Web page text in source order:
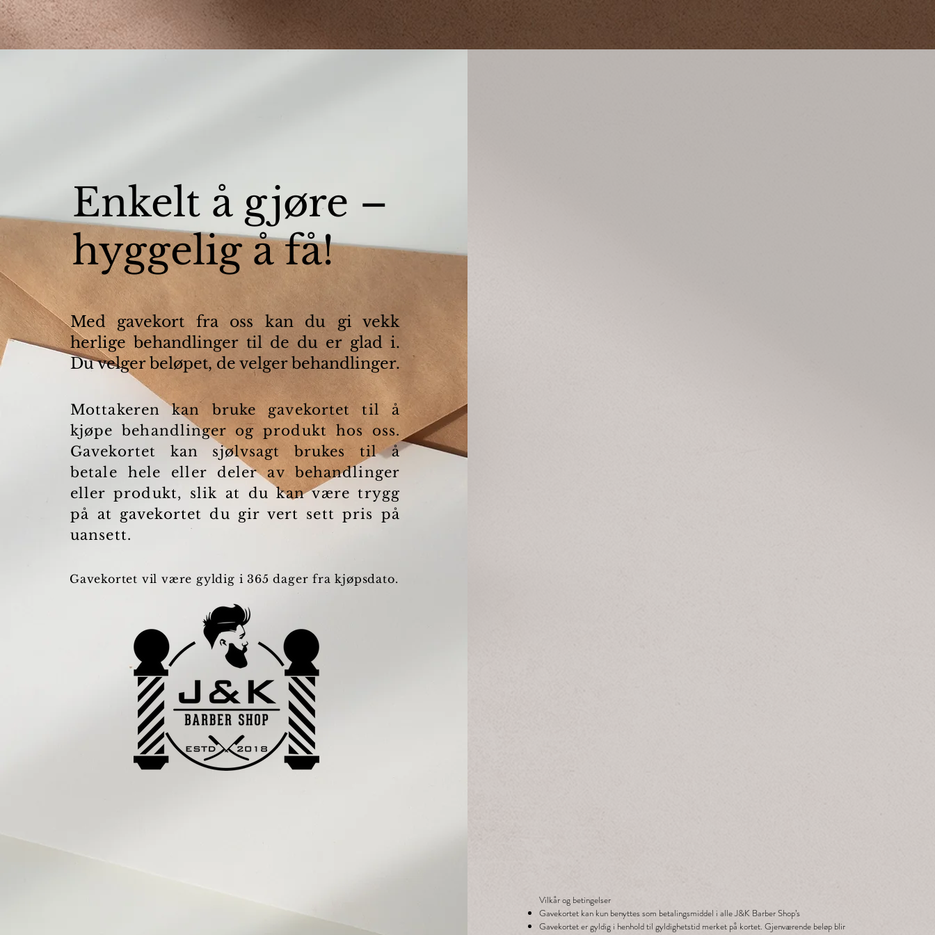
Enkelt å gjøre –
hyggelig å få!
Med gavekort fra oss kan du gi vekk
herlige behandlinger til de du er glad i.
Du velger beløpet, de velger behandlinger.
Mottakeren kan bruke gavekortet til å
kjøpe behandlinger og produkt hos oss.
Gavekortet kan sjølvsagt brukes til å
betale hele eller deler av behandlinger
eller produkt, slik at du kan være trygg
på at gavekortet du gir vert sett pris på
uansett.
Gavekortet vil være gyldig i 365 dager fra kjøpsdato.
Vilkår og betingelser
Gavekortet kan kun benyttes som betalingsmiddel i alle J&K Barber Shop’s
Gavekortet er gyldig i henhold til gyldighetstid merket på kortet. Gjenværende beløp blir